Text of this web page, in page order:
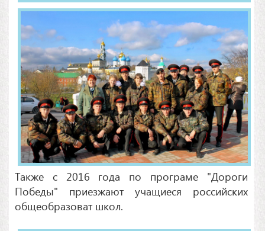
Также с 2016 года по програме "Дороги
Победы" приезжают учащиеся российских
общеобразоват школ.